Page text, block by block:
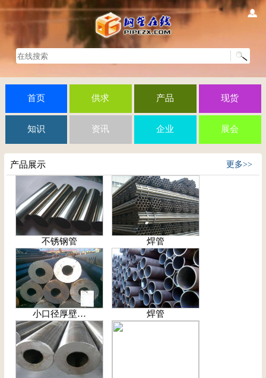
首页 供求 产品 现货
知识 资讯 企业 展会
产品展示 更多>>
不锈钢管 焊管
小口径厚壁… 焊管